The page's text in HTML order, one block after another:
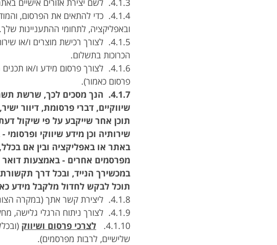
4.1.3. לשם יצירת אזורים אישיים באתר ובאפליקציה, שתוכל להתאים להעדפותיך.
4.1.4. כדי להתאים את הפרסום,
ובאפליקציה, לתחומי ההתעניינות שלך.
4.1.5. לצורך רכישת מוצרים ו/או
הכרוכות בתשלום.
4.1.6. לצורך פרסום מידע ו/או
פרסום כאמור).
4.1.7. הנך מסכים לכך, שרשת
שיווקיים, דברי פרסומת, דיוור
תוכן אחר שייקבע על פי שיקול
שירותיה וכן מידע שיווקי
באתר או באפליקציה ובין אם
במכשירך הנייד, ובכל דרך
תוכל לבקש לחדול מלקבל מידע
4.1.8. ליצירת קשר אתך (במקרה הצורך).
4.1.9. לצורך ניתוח הרגלי גלישה, מחקר, שיפור השירות באתר ובאפליקציה.
4.1.10.
לצרכי פרסום ושיווק
שלישיים, לרבות מפרסמים).